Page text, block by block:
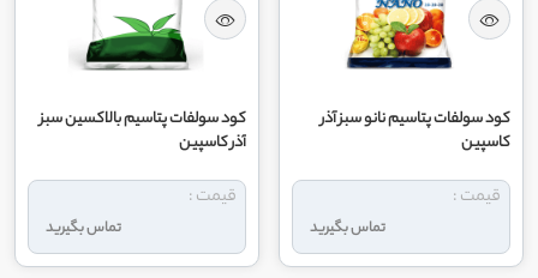
کود سولفات پتاسیم نانو سبز آذر
کاسپین
تماس بگیرید
قیمت :
کود سولفات پتاسیم بالاکسین سبز
آذر کاسپین
تماس بگیرید
قیمت :